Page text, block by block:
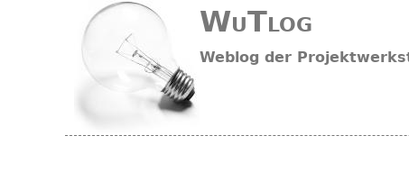
WuTlog
Weblog der